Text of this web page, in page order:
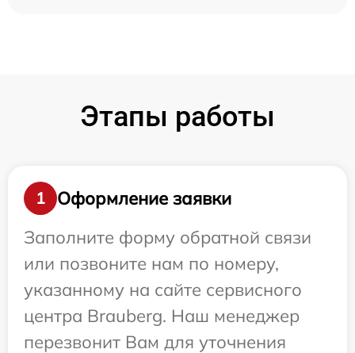
Этапы работы
1
Оформление заявки
Заполните форму обратной связи
или позвоните нам по номеру,
указанному на сайте сервисного
центра Brauberg. Наш менеджер
перезвонит Вам для уточнения